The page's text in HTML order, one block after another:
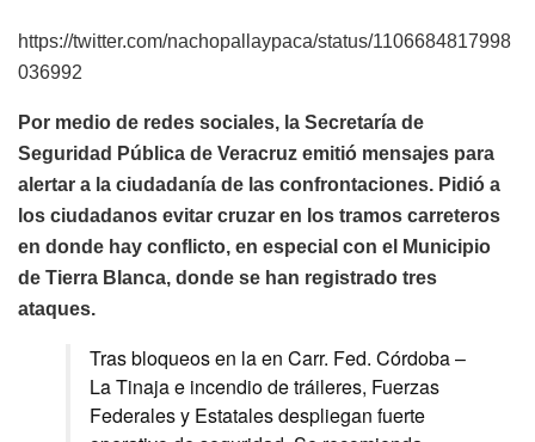
https://twitter.com/nachopallaypaca/status/1106684817998
036992
Por medio de redes sociales, la Secretaría de
Seguridad Pública de Veracruz emitió mensajes para
alertar a la ciudadanía de las confrontaciones. Pidió a
los ciudadanos evitar cruzar en los tramos carreteros
en donde hay conflicto, en especial con el Municipio
de Tierra Blanca, donde se han registrado tres
ataques.
Tras bloqueos en la en Carr. Fed. Córdoba –
La Tinaja e incendio de tráileres, Fuerzas
Federales y Estatales despliegan fuerte